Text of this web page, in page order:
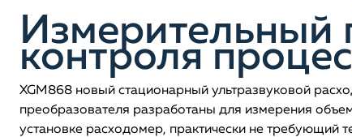
Измерительный
контроля
XGM868 новый стационарный ультразвуковой
преобразователя разработаны для измерения
установке расходомер, практически не требующий